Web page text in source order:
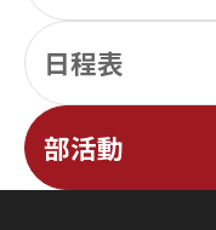
日程表
部活動